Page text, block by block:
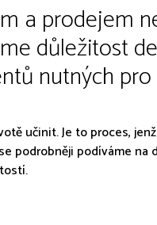
a prodejem
důležitost
nutných
učinit. Je to proces,
podrobněji podíváme